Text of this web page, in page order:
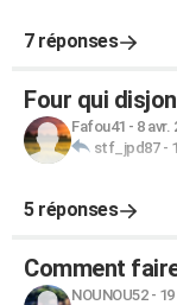
7 réponses
Four qui
Fafou41 - 8 avr.
stf_jpd87-
5 réponses
Comment
NOUNOU52-